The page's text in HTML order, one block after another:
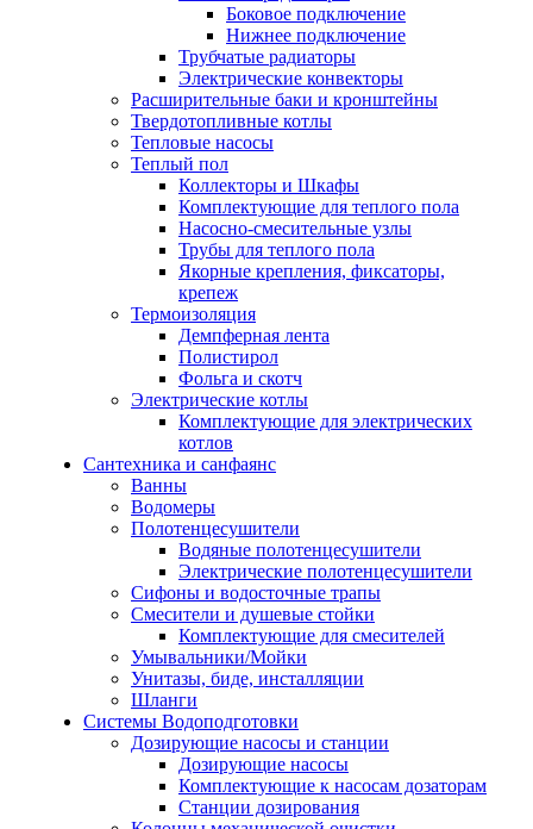
Боковое подключение
Нижнее подключение
Трубчатые радиаторы
Электрические конвекторы
Расширительные баки и кронштейны
Твердотопливные котлы
Тепловые насосы
Теплый пол
Коллекторы и Шкафы
Комплектующие для теплого пола
Насосно-смесительные узлы
Трубы для теплого пола
Якорные крепления, фиксаторы,
крепеж
Термоизоляция
Демпферная лента
Полистирол
Фольга и скотч
Электрические котлы
Комплектующие для электрических
котлов
Сантехника и санфаянс
Ванны
Водомеры
Полотенцесушители
Водяные полотенцесушители
Электрические полотенцесушители
Сифоны и водосточные трапы
Смесители и душевые стойки
Комплектующие для смесителей
Умывальники/Мойки
Унитазы, биде, инсталляции
Шланги
Системы Водоподготовки
Дозирующие насосы и станции
Дозирующие насосы
Комплектующие к насосам дозаторам
Станции дозирования